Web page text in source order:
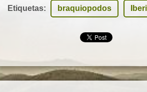
Etiquetas: braquiopodos